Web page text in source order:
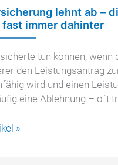
lehnt ab –
immer dahinter
tun können, wenn
den Leistungsantrag
wird und einen
eine Ablehnung – oft
»